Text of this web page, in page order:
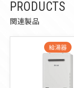
PRODUCTS
関連製品
給湯器